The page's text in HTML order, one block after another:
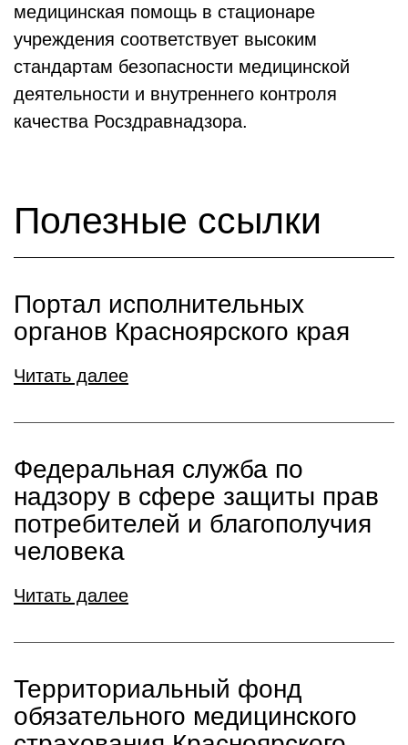
медицинская помощь в стационаре
учреждения соответствует высоким
стандартам безопасности медицинской
деятельности и внутреннего контроля
качества Росздравнадзора.
Полезные ссылки
Портал исполнительных
органов Красноярского края
Читать далее
Федеральная служба по
надзору в сфере защиты прав
потребителей и благополучия
человека
Читать далее
Территориальный фонд
обязательного медицинского